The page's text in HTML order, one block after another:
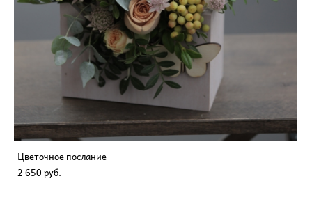
Цветочное послание
2 650 pуб.